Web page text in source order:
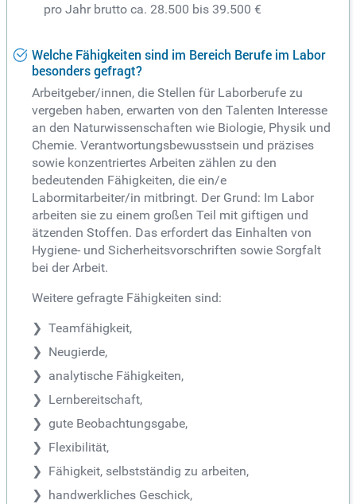
pro Jahr brutto ca. 28.500 bis 39.500 €
Welche Fähigkeiten sind im Bereich Berufe im Labor
besonders gefragt?
Arbeitgeber/innen, die Stellen für Laborberufe zu
vergeben haben, erwarten von den Talenten Interesse
an den Naturwissenschaften wie Biologie, Physik und
Chemie. Verantwortungsbewusstsein und präzises
sowie konzentriertes Arbeiten zählen zu den
bedeutenden Fähigkeiten, die ein/e
Labormitarbeiter/in mitbringt. Der Grund: Im Labor
arbeiten sie zu einem großen Teil mit giftigen und
ätzenden Stoffen. Das erfordert das Einhalten von
Hygiene- und Sicherheitsvorschriften sowie Sorgfalt
bei der Arbeit.
Weitere gefragte Fähigkeiten sind:
Teamfähigkeit,
Neugierde,
analytische Fähigkeiten,
Lernbereitschaft,
gute Beobachtungsgabe,
Flexibilität,
Fähigkeit, selbstständig zu arbeiten,
handwerkliches Geschick,